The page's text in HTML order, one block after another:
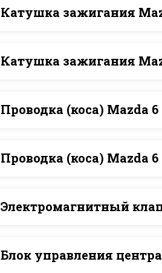
Катушка зажигания
Катушка зажигания
Проводка (коса) Mazda 6
Проводка (коса) Mazda 6
Электромагнитный
Блок управления